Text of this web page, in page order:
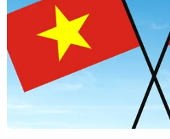
Nhận định Việt Nam
Campuchia: Vì sao thầy trò
Sang-sik cần giành ngôi đầu
06/08/2026 11:05
Nhận định Việt Nam vs